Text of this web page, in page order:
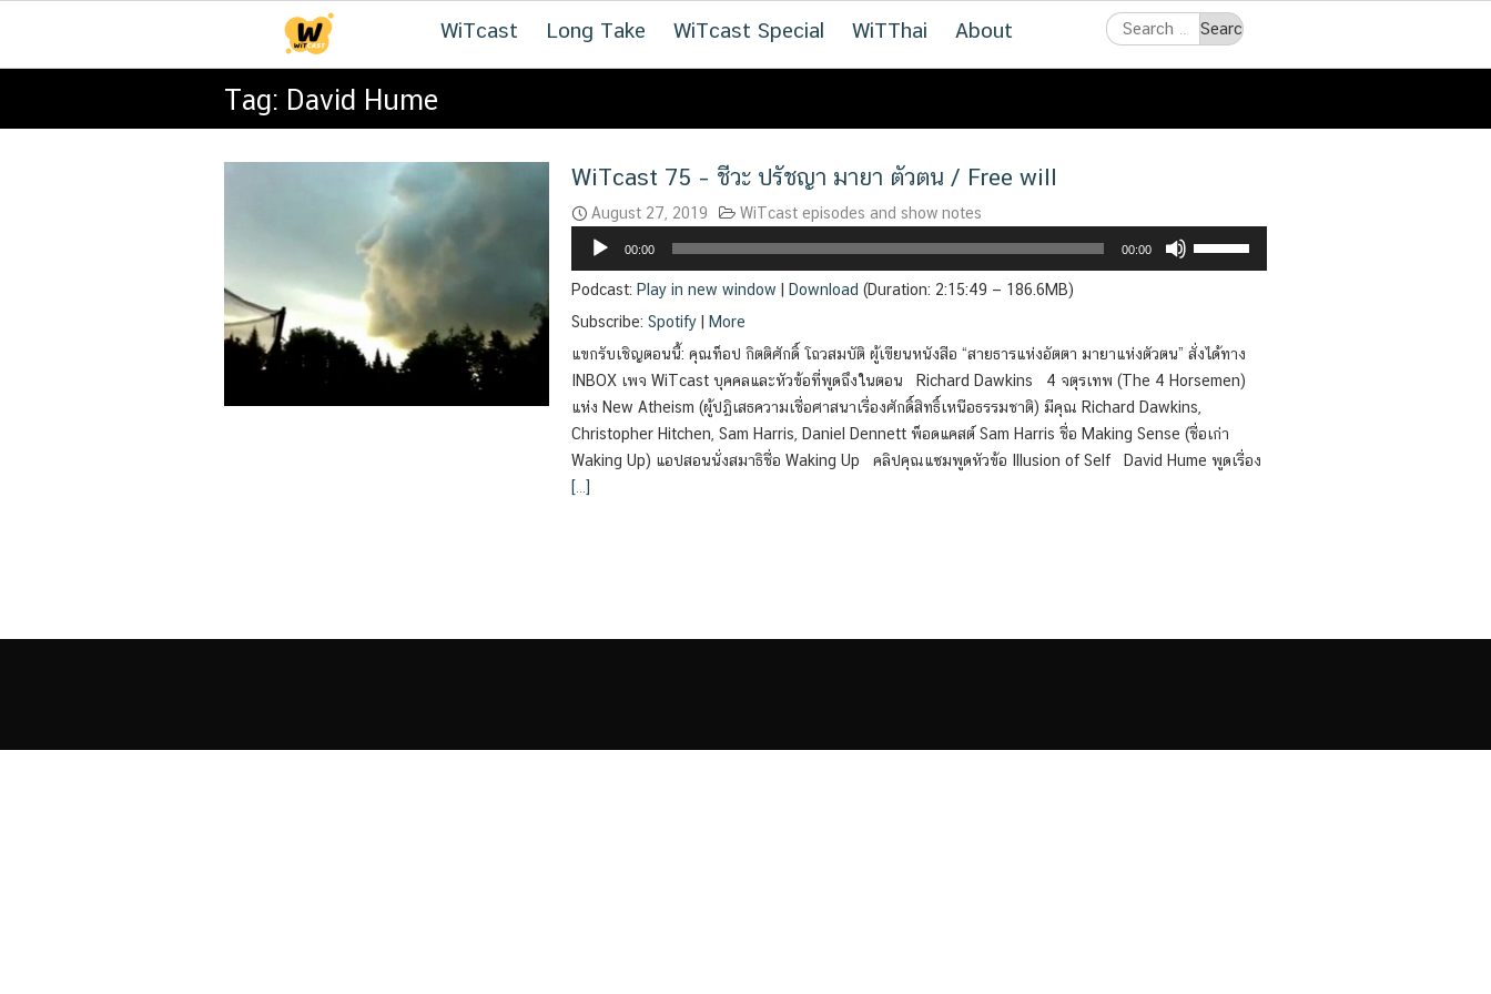
content
WiTcast Long Take WiTcast Special WiTThai About
Search
for:
Tag: David Hume
WiTcast 75 – ชีวะ ปรัชญา มายา ตัวตน / Free will
August 27, 2019 WiTcast episodes and show notes
Audio
00:00 00:00
to
increase
decrease
volume.
Podcast: Play in new window Download (Duration: 2:15:49 — 186.6MB)
Subscribe:Spotify
More
แขกรับเชิญตอนนี้: คุณท็อป กิตติศักดิ์ โถวสมบัติ ผู้เขียนหนังสือ “สายธารแห่งอัตตา มายาแห่งตัวตน” สั่งได้ทาง
INBOX เพจ WiTcast บุคคลและหัวข้อที่พูดถึงในตอน Richard Dawkins 4 จตุรเทพ (The 4 Horsemen)
แห่ง New Atheism (ผู้ปฏิเสธความเชื่อศาสนาเรื่องศักดิ์สิทธิ์เหนือธรรมชาติ) มีคุณ Richard Dawkins,
Christopher Hitchen, Sam Harris, Daniel Dennett พ็อดแคสต์ Sam Harris ชื่อ Making Sense (ชื่อเก่า
Waking Up) แอปสอนนั่งสมาธิชื่อ Waking Up คลิปคุณแซมพูดหัวข้อ Illusion of Self David Hume พูดเรื่อง
[…]